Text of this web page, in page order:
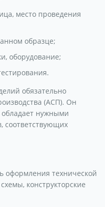
место проведения
образце;
оборудование;
обязательно
(АСП). Он
нужными
соответствующих
оформления технической
конструкторские